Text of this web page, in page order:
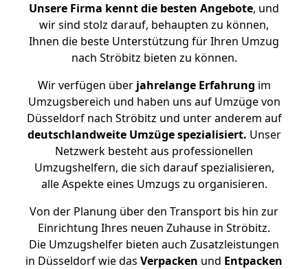
Unsere Firma kennt die besten Angebote, und
wir sind stolz darauf, behaupten zu können,
Ihnen die beste Unterstützung für Ihren Umzug
nach Ströbitz bieten zu können.
Wir verfügen überjahrelange Erfahrung im
Umzugsbereich und haben uns auf Umzüge von
Düsseldorf nach Ströbitz und unter anderem auf
deutschlandweite Umzüge spezialisiert. Unser
Netzwerk besteht aus professionellen
Umzugshelfern, die sich darauf spezialisieren,
alle Aspekte eines Umzugs zu organisieren.
Von der Planung über den Transport bis hin zur
Einrichtung Ihres neuen Zuhause in Ströbitz.
Die Umzugshelfer bieten auch Zusatzleistungen
in Düsseldorf wie das Verpacken und Entpacken